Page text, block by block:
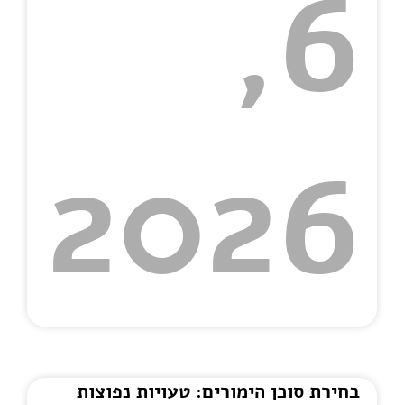
6,
2026
בחירת סוכן הימורים: טעויות נפוצות